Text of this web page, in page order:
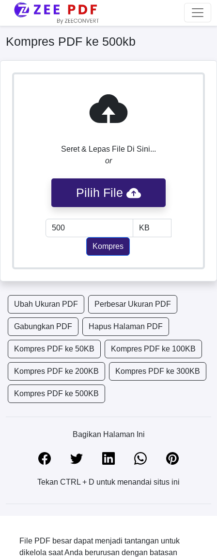
Kompres PDF ke 500kb
Seret & Lepas File Di Sini...
or
Pilih File
Kompres
Ubah Ukuran PDF Perbesar Ukuran PDF
Gabungkan PDF Hapus Halaman PDF
Kompres PDF ke 50KB Kompres PDF ke 100KB
Kompres PDF ke 200KB Kompres PDF ke 300KB
Kompres PDF ke 500KB
Bagikan Halaman Ini
Tekan CTRL + D untuk menandai situs ini
File PDF besar dapat menjadi tantangan untuk
dikelola saat Anda berurusan dengan batasan